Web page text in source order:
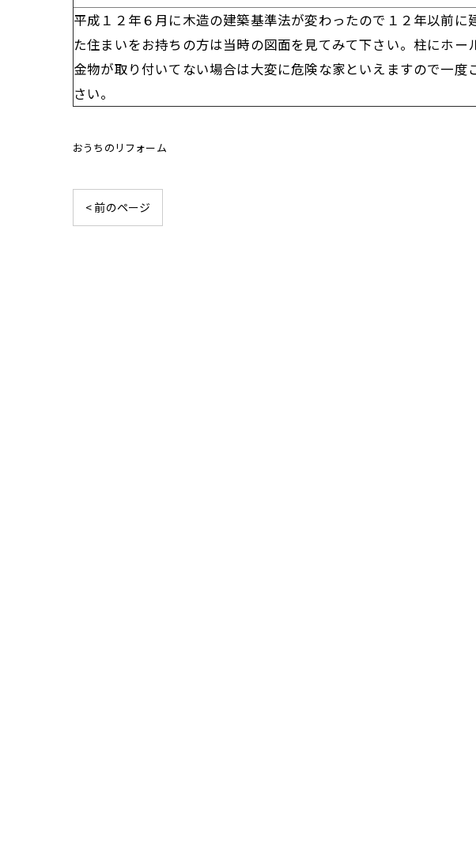
平成１２年６月に木造の建築基準法が変わったので１２年以前に
た住まいをお持ちの方は当時の図面を見てみて下さい。柱にホー
金物が取り付いてない場合は大変に危険な家といえますので一度
さい。
おうちのリフォーム
< 前のページ